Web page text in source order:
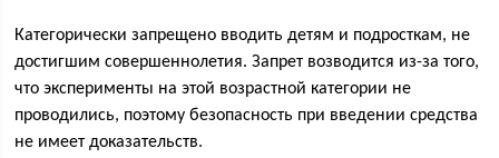
Категорически запрещено вводить детям и подросткам, не
достигшим совершеннолетия. Запрет возводится из-за того,
что эксперименты на этой возрастной категории не
проводились, поэтому безопасность при введении средства
не имеет доказательств.